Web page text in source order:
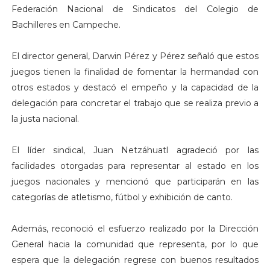
Federación Nacional de Sindicatos del Colegio de
Bachilleres en Campeche.
El director general, Darwin Pérez y Pérez señaló que estos
juegos tienen la finalidad de fomentar la hermandad con
otros estados y destacó el empeño y la capacidad de la
delegación para concretar el trabajo que se realiza previo a
la justa nacional.
El líder sindical, Juan Netzáhuatl agradeció por las
facilidades otorgadas para representar al estado en los
juegos nacionales y mencionó que participarán en las
categorías de atletismo, fútbol y exhibición de canto.
Además, reconoció el esfuerzo realizado por la Dirección
General hacia la comunidad que representa, por lo que
espera que la delegación regrese con buenos resultados